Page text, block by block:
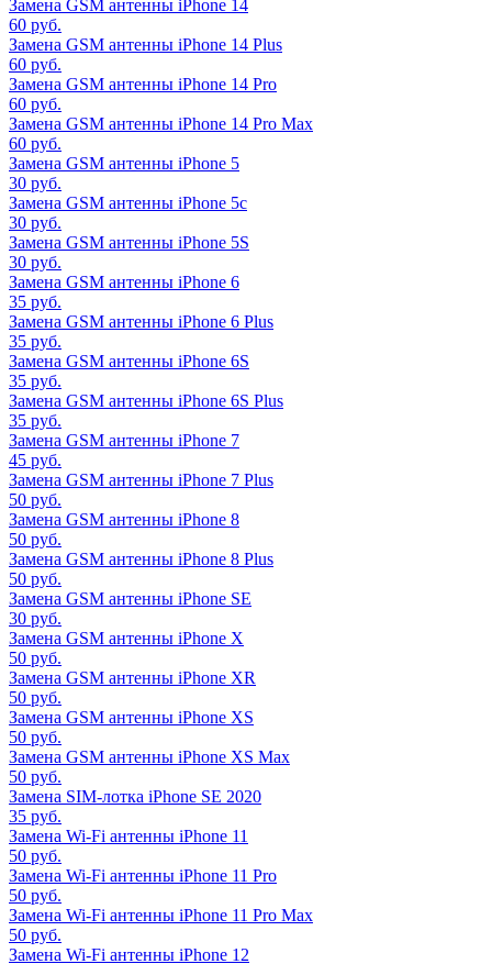
Замена GSM антенны iPhone 14
60 руб.
Замена GSM антенны iPhone 14 Plus
60 руб.
Замена GSM антенны iPhone 14 Pro
60 руб.
Замена GSM антенны iPhone 14 Pro Max
60 руб.
Замена GSM антенны iPhone 5
30 руб.
Замена GSM антенны iPhone 5c
30 руб.
Замена GSM антенны iPhone 5S
30 руб.
Замена GSM антенны iPhone 6
35 руб.
Замена GSM антенны iPhone 6 Plus
35 руб.
Замена GSM антенны iPhone 6S
35 руб.
Замена GSM антенны iPhone 6S Plus
35 руб.
Замена GSM антенны iPhone 7
45 руб.
Замена GSM антенны iPhone 7 Plus
50 руб.
Замена GSM антенны iPhone 8
50 руб.
Замена GSM антенны iPhone 8 Plus
50 руб.
Замена GSM антенны iPhone SE
30 руб.
Замена GSM антенны iPhone X
50 руб.
Замена GSM антенны iPhone XR
50 руб.
Замена GSM антенны iPhone XS
50 руб.
Замена GSM антенны iPhone XS Max
50 руб.
Замена SIM-лотка iPhone SE 2020
35 руб.
Замена Wi-Fi антенны iPhone 11
50 руб.
Замена Wi-Fi антенны iPhone 11 Pro
50 руб.
Замена Wi-Fi антенны iPhone 11 Pro Max
50 руб.
Замена Wi-Fi антенны iPhone 12